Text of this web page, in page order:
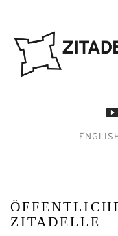
ENGLISH
ZITADELLE